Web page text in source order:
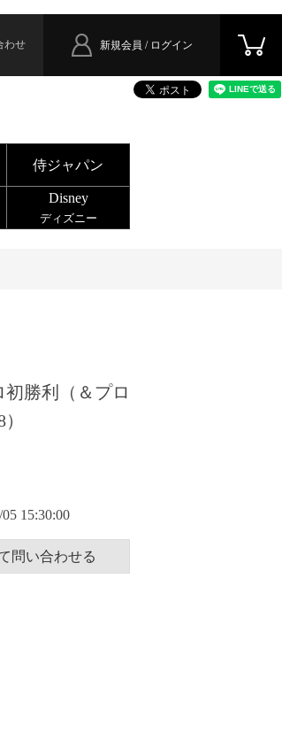
新規会員 / ログイン
わせ
侍ジャパン
Disney
ディズニー
初勝利（＆プロ
15:30:00
問い合わせる